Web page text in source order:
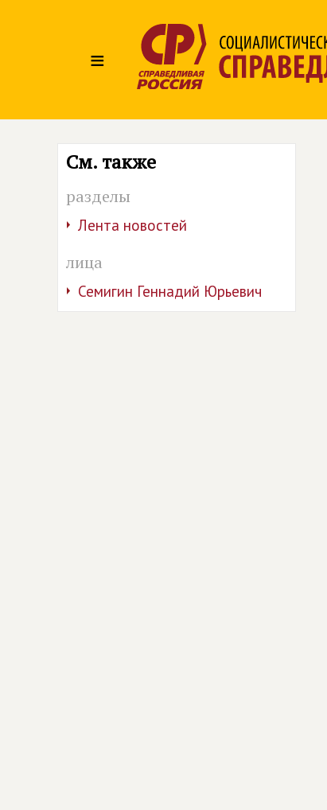
≡
См. также
разделы
Лента новостей
лица
Семигин Геннадий Юрьевич